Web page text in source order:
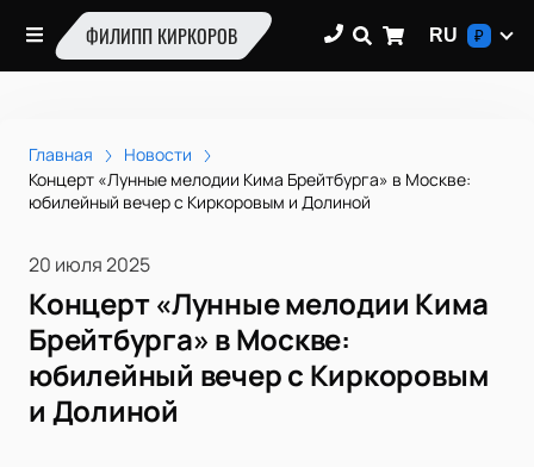
ФИЛИПП КИРКОРОВ RU ₽
Главная
Новости
Концерт «Лунные мелодии Кима Брейтбурга» в Москве:
юбилейный вечер с Киркоровым и Долиной
20 июля 2025
Концерт «Лунные мелодии Кима
Брейтбурга» в Москве:
юбилейный вечер с Киркоровым
и Долиной